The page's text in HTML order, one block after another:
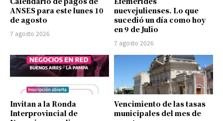
ANSES para este lunes 10
de agosto
7 agosto 2026
nuevejulienses. Lo que
sucedió un día como hoy
en 9 de Julio
7 agosto 2026
Invitan a la Ronda
Interprovincial de
Vencimiento de las tasas
municipales del mes de